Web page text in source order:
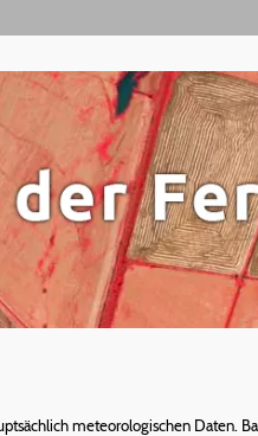
meteorologischen Daten.